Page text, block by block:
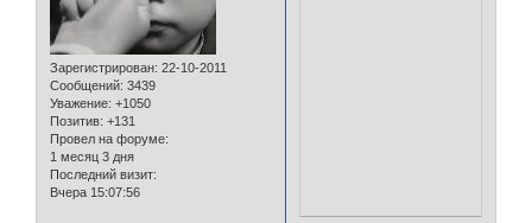
Зарегистрирован: 22-10-2011
Сообщений: 3439
Уважение: +1050
Позитив: +131
Провел на форуме:
1 месяц 3 дня
Последний визит:
Вчера 15:07:56